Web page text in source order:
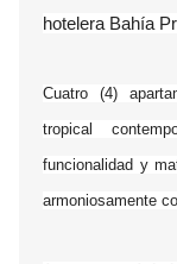
hotelera Bahía
Cuatro (4)
tropical
funcionalidad y
armoniosamente